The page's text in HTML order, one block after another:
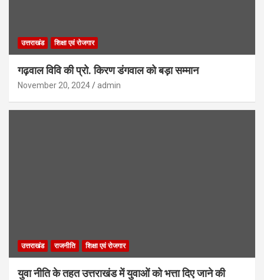
उत्तराखंड शिक्षा एवं रोजगार
गढ़वाल विवि की प्रो. किरण डंगवाल को बड़ा सम्मान
November 20, 2024 admin
उत्तराखंड राजनीति शिक्षा एवं रोजगार
युवा नीति के तहत उत्तराखंड में युवाओं को भत्ता दिए जाने की